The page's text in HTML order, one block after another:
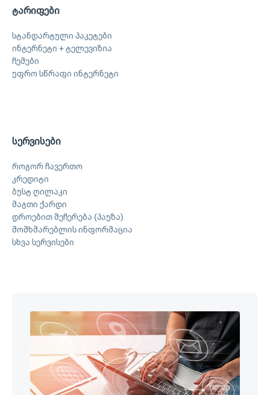
ტარიფები
სტანდარტული პაკეტები
ინტერნეტი + ტელევიზია
ჩემები
უფრო სწრაფი ინტერნეტი
სერვისები
როგორ ჩავერთო
კრედიტი
ბუსტ ღილაკი
მაგთი ქარდი
დროებით შეჩერება (პაუზა)
მომხმარებლის ინფორმაცია
სხვა სერვისები